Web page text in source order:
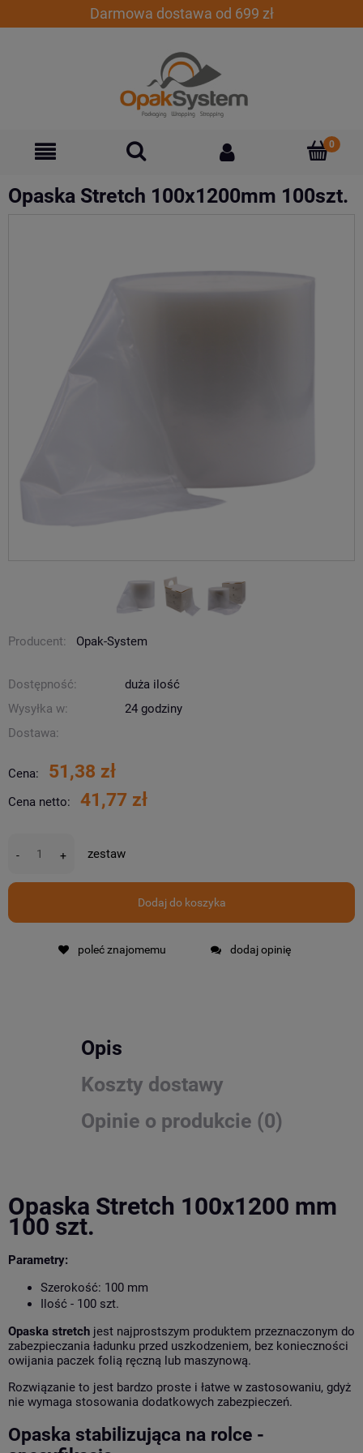
Darmowa dostawa od 699 zł
Opaska Stretch 100x1200mm 100szt.
Producent: Opak-System
Dostępność:
duża ilość
Wysyłka w:
24 godziny
Dostawa:
Cena: 51,38 zł
Cena netto: 41,77 zł
- + zestaw
Dodaj do koszyka
poleć znajomemu dodaj opinię
Opis
Koszty dostawy
Opinie o produkcie (0)
Opaska Stretch 100x1200 mm
100 szt.
Parametry:
Szerokość: 100 mm
Ilość - 100 szt.
Opaska stretch jest najprostszym produktem przeznaczonym do
zabezpieczania ładunku przed uszkodzeniem, bez konieczności
owijania paczek folią ręczną lub maszynową.
Rozwiązanie to jest bardzo proste i łatwe w zastosowaniu, gdyż
nie wymaga stosowania dodatkowych zabezpieczeń.
Opaska stabilizująca na rolce -